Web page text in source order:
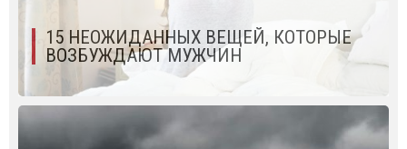
15 НЕОЖИДАННЫХ ВЕЩЕЙ, КОТОРЫЕ
ВОЗБУЖДАЮТ МУЖЧИН